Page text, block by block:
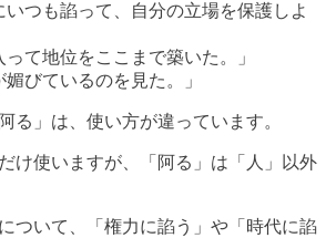
いつも諂って、自分の立場を保護しよ
って地位をここまで築いた。」
媚びているのを見た。」
る」は、使い方が違っています。
け使いますが、「阿る」は「人」以外
ついて、「権力に諂う」や「時代に諂